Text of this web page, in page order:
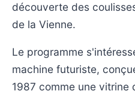
découverte des
de la Vienne.
Le programme
machine futuriste,
1987 comme une vitrine